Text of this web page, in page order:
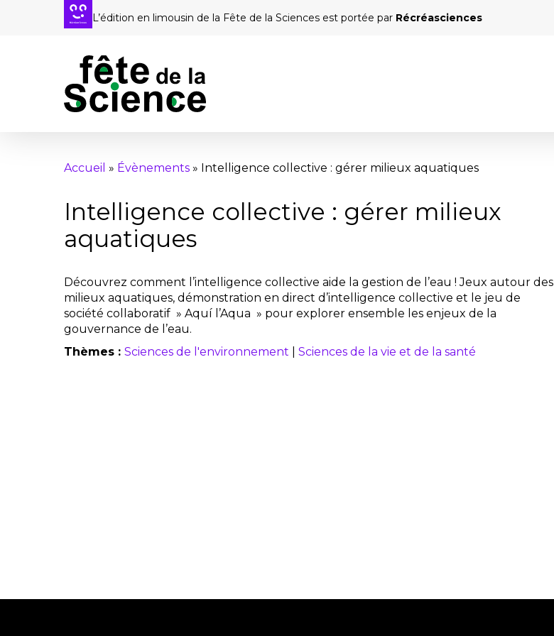
L’édition en limousin de la Fête de la Sciences est portée par Récréasciences
Accueil » Évènements » Intelligence collective : gérer milieux aquatiques
Intelligence collective : gérer milieux
aquatiques
Découvrez comment l’intelligence collective aide la gestion de l’eau ! Jeux autour des
milieux aquatiques, démonstration en direct d’intelligence collective et le jeu de
société collaboratif » Aquí l’Aqua » pour explorer ensemble les enjeux de la
gouvernance de l’eau.
Thèmes : Sciences de l'environnement Sciences de la vie et de la santé